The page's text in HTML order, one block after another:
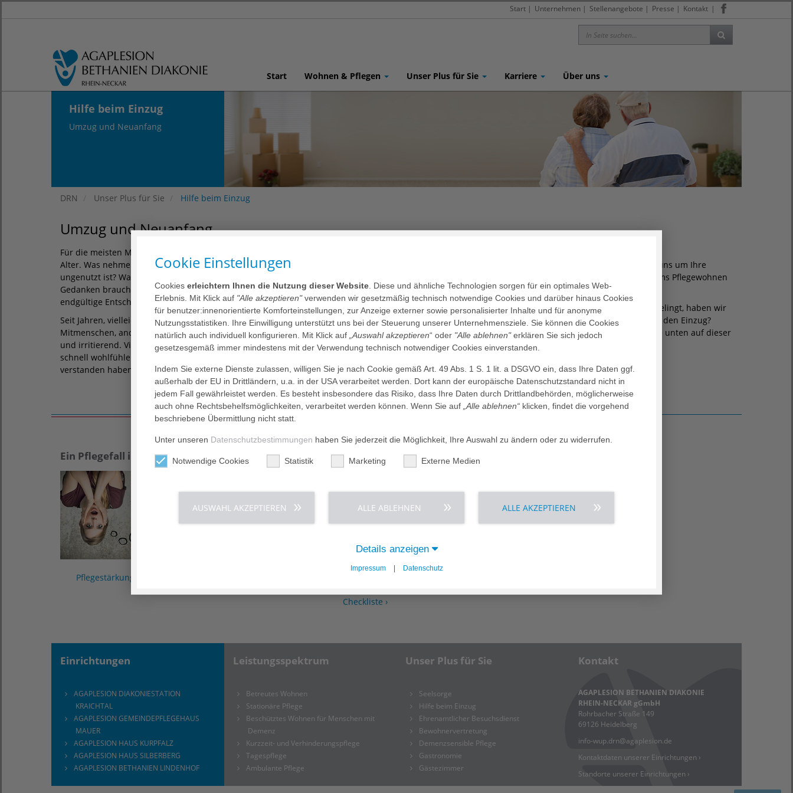
|
Start | Unternehmen | Stellenangebote | Presse | Kontakt
Start Wohnen & Pflegen Unser Plus für Sie Karriere Über uns
Hilfe beim Einzug
Umzug und Neuanfang
DRN Unser Plus für Sie Hilfe beim Einzug
Umzug und Neuanfang
Für die meisten Menschen ist ein Umzug eine größere Belastung – nicht erst im
Alter. Was nehme ich mit, was sortiere ich aus, weil es schon seit Jahren
ungenutzt ist? Was brauche ich wirklich? Woran hängt mein Herz? Diese
Gedanken brauchen viel mehr Zeit als das Packen. Denn es sind immer auch
endgültige Entscheidungen.
Seit Jahren, vielleicht Jahrzehnten, müssen Sie sich neu orientieren. Fremde
Mitmenschen, andere Handgriffe und Wege – so manches ist plötzlich ungewohnt
und irritierend. Viele fleißige Hände unterstützen Sie, damit Sie sich bei uns
schnell wohlfühlen können. Bitte fragen Sie jederzeit, wenn Sie etwas nicht
verstanden haben oder unsicher sind. Wir nehmen Sie und Ihre Wünsche ernst.
sozialhilferechtlichen und sozialen Angelegenheiten, kümmern uns um Ihre
Behördenangelegenheiten und beantworten alle Fragen rund ums Pflegewohnen
in unseren Häusern.
Sie sollen gut in Ihrem neuen Zuhause ankommen. Damit dies gelingt, haben wir
Ihnen einige Informationen bereitgestellt: Was benötigen Sie für den Einzug?
Worauf sollten Sie beim Umzug achten? Die Checkliste finden Sie unten auf dieser
Seite.
Service
Ein Pflegefall in der Familie
Pflegestärkungs­gesetze verstehen ›
Unterlagen für den Einzug
Checkliste ›
Einrichtungen
AGAPLESION DIAKONIESTATION
KRAICHTAL
AGAPLESION GEMEINDEPFLEGEHAUS
MAUER
AGAPLESION HAUS KURPFALZ
AGAPLESION HAUS SILBERBERG
AGAPLESION BETHANIEN LINDENHOF
Leistungsspektrum
Betreutes Wohnen
Stationäre Pflege
Beschütztes Wohnen für Menschen mit
Demenz
Kurzzeit- und Verhinderungspflege
Tagespflege
Ambulante Pflege
Unser Plus für Sie
Seelsorge
Hilfe beim Einzug
Ehrenamtlicher Besuchsdienst
Bewohnervertretung
Demenzsensible Pflege
Gastronomie
Gästezimmer
Kontakt
AGAPLESION BETHANIEN DIAKONIE
RHEIN-NECKAR gGmbH
Rohrbacher Straße 149
69126 Heidelberg
info-wup.drn@agaplesion.de
Kontaktdaten unserer Einrichtungen ›
Standorte unserer Einrichtungen ›
Cookie Einstellungen
Cookies erleichtern Ihnen die Nutzung dieser Website . Diese und ähnliche Technologien sorgen für ein optimales Web-
Erlebnis. Mit Klick auf "Alle akzeptieren"verwenden wir gesetzmäßig technisch notwendige Cookies und darüber hinaus Cookies
für benutzer:innenorientierte Komforteinstellungen, zur Anzeige externer sowie personalisierter Inhalte und für anonyme
Nutzungsstatistiken. Ihre Einwilligung unterstützt uns bei der Steuerung unserer Unternehmensziele. Sie können die Cookies
natürlich auch individuell konfigurieren. Mit Klick auf „Auswahl akzeptieren“ oder "Alle ablehnen"erklären Sie sich jedoch
gesetzesgemäß immer mindestens mit der Verwendung technisch notwendiger Cookies einverstanden.
Indem Sie externe Dienste zulassen, willigen Sie je nach Cookie gemäß Art. 49 Abs. 1 S. 1 lit. a DSGVO ein, dass Ihre Daten ggf.
außerhalb der EU in Drittländern, u.a. in der USA verarbeitet werden. Dort kann der europäische Datenschutzstandard nicht in
jedem Fall gewährleistet werden. Es besteht insbesondere das Risiko, dass Ihre Daten durch Drittlandbehörden, möglicherweise
auch ohne Rechtsbehelfsmöglichkeiten, verarbeitet werden können. Wenn Sie auf „Alle ablehnen“ klicken, findet die vorgehend
beschriebene Übermittlung nicht statt.
Unter unseren Datenschutzbestimmungen haben Sie jederzeit die Möglichkeit, Ihre Auswahl zu ändern oder zu widerrufen.
Notwendige Cookies Statistik Marketing Externe Medien
AUSWAHL AKZEPTIEREN ALLE ABLEHNEN ALLE AKZEPTIEREN
Details anzeigen
Impressum | Datenschutz